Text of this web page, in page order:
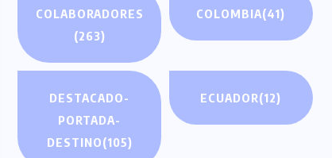
COLABORADORES
(263)
COLOMBIA(41)
DESTACADO-
PORTADA-
DESTINO(105)
ECUADOR(12)